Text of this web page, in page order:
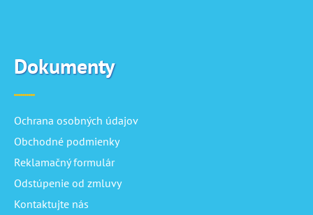
Dokumenty
Ochrana osobných údajov
Obchodné podmienky
Reklamačný formulár
Odstúpenie od zmluvy
Kontaktujte nás